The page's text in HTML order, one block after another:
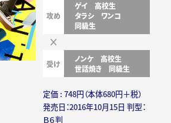
攻め
ゲイ
高校生
タラシ
ワンコ
同級生
受け ノンケ
高校生
世話焼き
同級生
定価 : 748円（本体680円＋税）
発売日：2016年10月15日 判型：
Ｂ６判